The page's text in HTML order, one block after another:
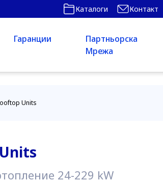
Каталоги Контакт
Гаранции
Партньорска
Мрежа
Units
24-229 kW